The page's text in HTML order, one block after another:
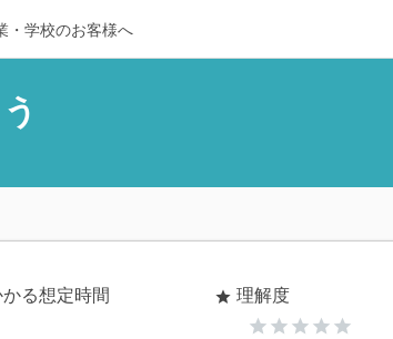
・学校のお客様へ
る想定時間
star 理解度
star star star star star